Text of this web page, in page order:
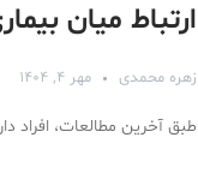
ارتباط میان
زهره محمدی مهر ۴, ۱۴۰۴
طبق آخرین مطالعات، افراد